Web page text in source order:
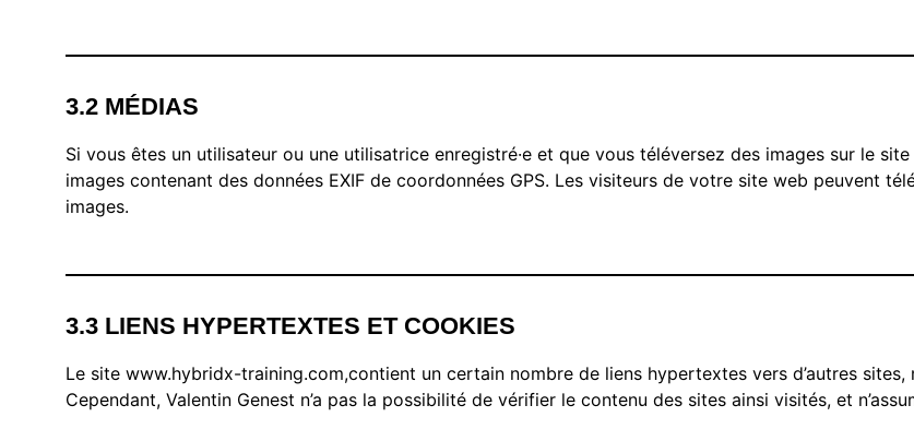
3.2 MÉDIAS
Si vous êtes un utilisateur ou une utilisatrice enregistré·e et que vous téléversez des images sur le
images contenant des données EXIF de coordonnées GPS. Les visiteurs de votre site web peuvent
images.
3.3 LIENS HYPERTEXTES ET COOKIES
Le site www.hybridx-training.com,contient un certain nombre de liens hypertextes vers d’autres sites,
Cependant, Valentin Genest n’a pas la possibilité de vérifier le contenu des sites ainsi visités, et